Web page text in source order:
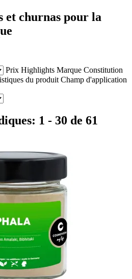
et churnas pour la
Prix Highlights Marque Constitution
du produit Champ d'application
1 - 30 de 61